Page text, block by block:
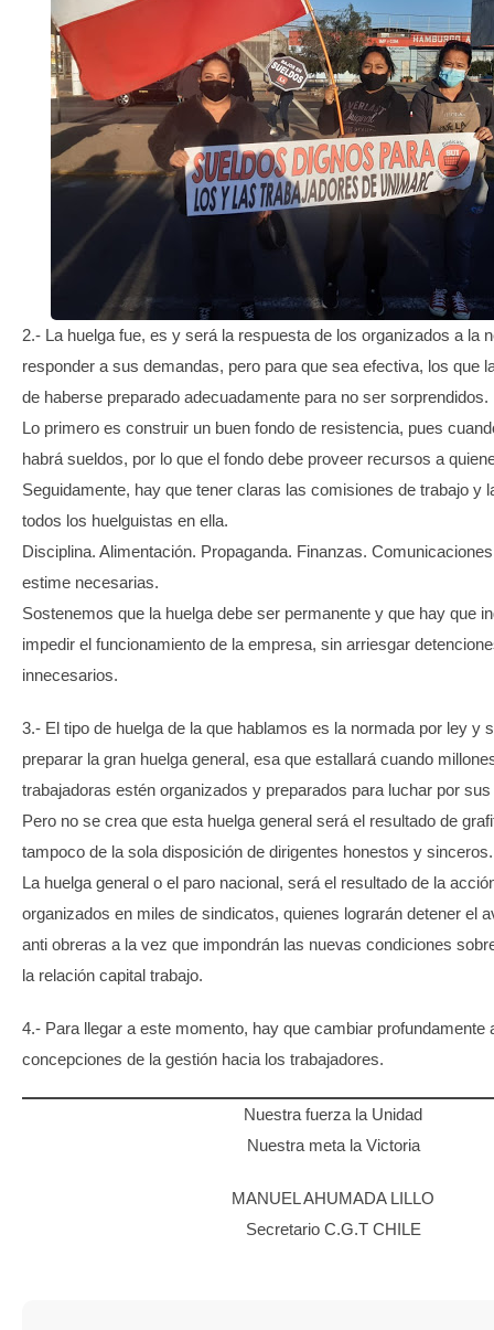
2.- La huelga fue, es y será la respuesta de los organizados a la
responder a sus demandas, pero para que sea efectiva, los que
de haberse preparado adecuadamente para no ser sorprendidos.
Lo primero es construir un buen fondo de resistencia, pues
habrá sueldos, por lo que el fondo debe proveer recursos a
Seguidamente, hay que tener claras las comisiones de trabajo y
todos los huelguistas en ella.
Disciplina. Alimentación. Propaganda. Finanzas.
estime necesarias.
Sostenemos que la huelga debe ser permanente y que hay que
impedir el funcionamiento de la empresa, sin arriesgar
innecesarios.
3.- El tipo de huelga de la que hablamos es la normada por ley y
preparar la gran huelga general, esa que estallará cuando
trabajadoras estén organizados y preparados para luchar por
Pero no se crea que esta huelga general será el resultado de
tampoco de la sola disposición de dirigentes honestos y sinceros.
La huelga general o el paro nacional, será el resultado de la
organizados en miles de sindicatos, quienes lograrán detener el
anti obreras a la vez que impondrán las nuevas condiciones
la relación capital trabajo.
4.- Para llegar a este momento, hay que cambiar profundamente
concepciones de la gestión hacia los trabajadores.
Nuestra fuerza la Unidad
Nuestra meta la Victoria
MANUEL AHUMADA LILLO
Secretario C.G.T CHILE